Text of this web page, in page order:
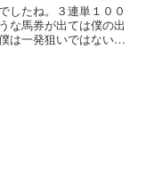
したね。３連単１００
な馬券が出ては僕の出
は一発狙いではないで